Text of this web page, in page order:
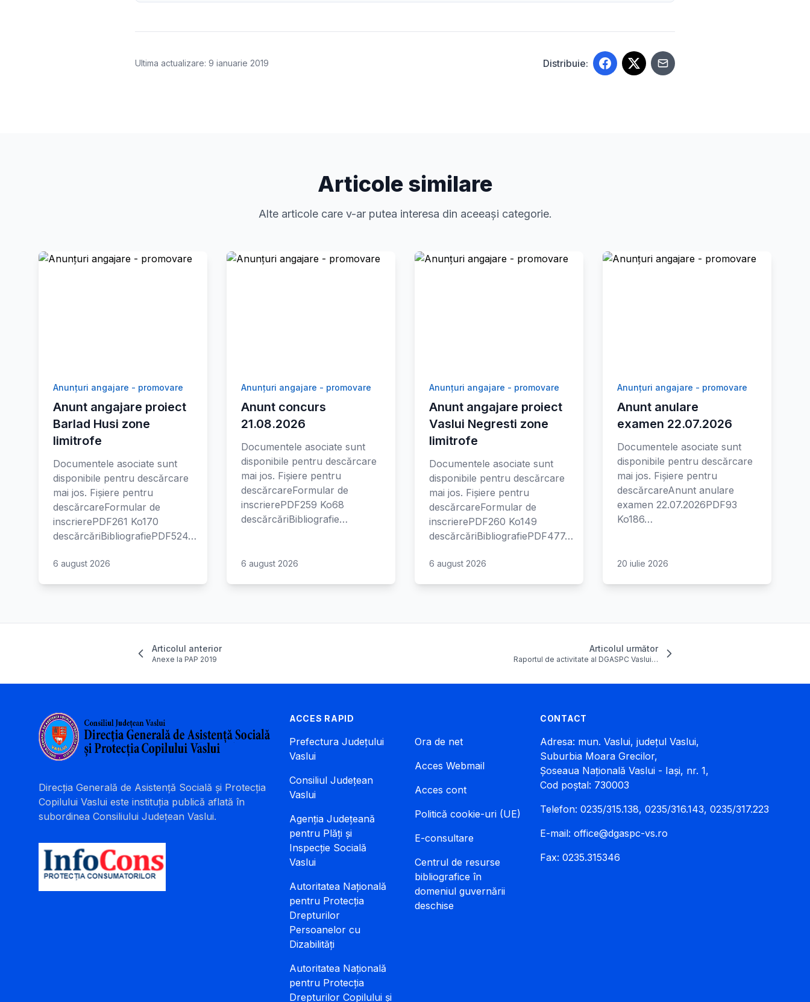
Ultima actualizare: 9 ianuarie 2019 Distribuie:
Articole similare
Alte articole care v-ar putea interesa din aceeași categorie.
Anunțuri angajare - promovare
Anunt angajare proiect
Barlad Husi zone
limitrofe
Documentele asociate sunt
disponibile pentru descărcare
mai jos. Fișiere pentru
descărcareFormular de
inscrierePDF261 Ko170
descărcăriBibliografiePDF524…
6 august 2026
Anunțuri angajare - promovare
Anunt concurs
21.08.2026
Documentele asociate sunt
disponibile pentru descărcare
mai jos. Fișiere pentru
descărcareFormular de
inscrierePDF259 Ko68
descărcăriBibliografie…
6 august 2026
Anunțuri angajare - promovare
Anunt angajare proiect
Vaslui Negresti zone
limitrofe
Documentele asociate sunt
disponibile pentru descărcare
mai jos. Fișiere pentru
descărcareFormular de
inscrierePDF260 Ko149
descărcăriBibliografiePDF477…
6 august 2026
Anunțuri angajare - promovare
Anunt anulare
examen 22.07.2026
Documentele asociate sunt
disponibile pentru descărcare
mai jos. Fișiere pentru
descărcareAnunt anulare
examen 22.07.2026PDF93
Ko186…
20 iulie 2026
Articolul anterior
Anexe la PAP 2019
Articolul următor
Raportul de activitate al DGASPC Vaslui…
Direcția Generală de Asistență Socială și Protecția
Copilului Vaslui este instituția publică aflată în
subordinea Consiliului Județean Vaslui.
ACCES RAPID
Prefectura Județului
Vaslui
Consiliul Județean
Vaslui
Agenția Județeană
pentru Plăți și
Inspecție Socială
Vaslui
Autoritatea Națională
pentru Protecția
Drepturilor
Persoanelor cu
Dizabilități
Autoritatea Națională
pentru Protecția
Drepturilor Copilului și
Ora de net
Acces Webmail
Acces cont
Politică cookie-uri (UE)
E-consultare
Centrul de resurse
bibliografice în
domeniul guvernării
deschise
CONTACT
Adresa: mun. Vaslui, județul Vaslui,
Suburbia Moara Grecilor,
Șoseaua Națională Vaslui - Iași, nr. 1,
Cod poștal: 730003
Telefon: 0235/315.138, 0235/316.143, 0235/317.223
E-mail: office@dgaspc-vs.ro
Fax: 0235.315346